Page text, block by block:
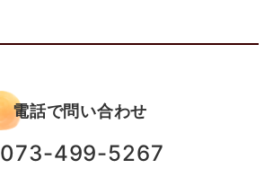
電話で問い合わせ
073-499-5267